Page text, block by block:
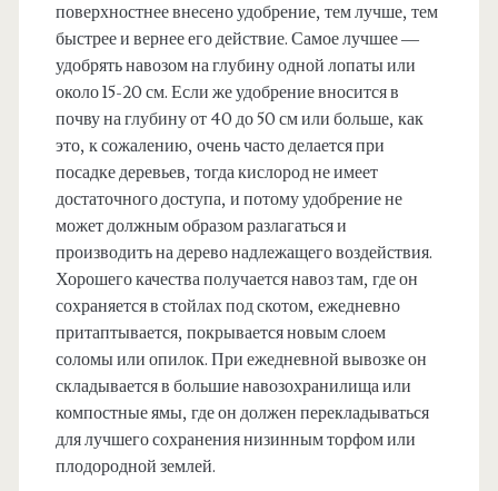
поверхностнее внесено удобрение, тем лучше, тем
быстрее и вернее его действие. Самое лучшее —
удобрять навозом на глубину одной лопаты или
около 15-20 см. Если же удобрение вносится в
почву на глубину от 40 до 50 см или больше, как
это, к сожалению, очень часто делается при
посадке деревьев, тогда кислород не имеет
достаточного доступа, и потому удобрение не
может должным образом разлагаться и
производить на дерево надлежащего воздействия.
Хорошего качества получается навоз там, где он
сохраняется в стойлах под скотом, ежедневно
притаптывается, покрывается новым слоем
соломы или опилок. При ежедневной вывозке он
складывается в большие навозохранилища или
компостные ямы, где он должен перекладываться
для лучшего сохранения низинным торфом или
плодородной землей.